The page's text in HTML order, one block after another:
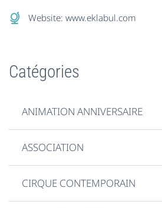
Website: www.eklabul.com
Catégories
ANIMATION ANNIVERSAIRE
ASSOCIATION
CIRQUE CONTEMPORAIN